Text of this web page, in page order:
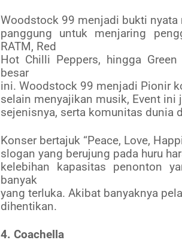
Woodstock 99 menjadi bukti
panggung untuk menjaring
RATM, Red
Hot Chilli Peppers, hingga
besar
ini. Woodstock 99 menjadi Pionir
selain menyajikan musik, Event
sejenisnya, serta komunitas dunia
Konser bertajuk “Peace, Love,
slogan yang berujung pada huru
kelebihan kapasitas penonton
banyak
yang terluka. Akibat banyaknya
dihentikan.
4. Coachella